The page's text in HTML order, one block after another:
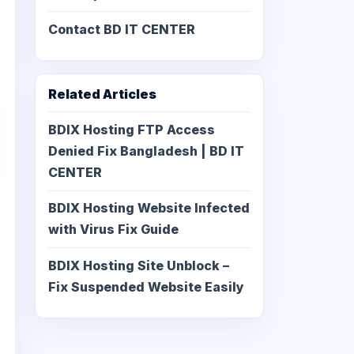
Contact BD IT CENTER
Related Articles
BDIX Hosting FTP Access
Denied Fix Bangladesh | BD IT
CENTER
BDIX Hosting Website Infected
with Virus Fix Guide
BDIX Hosting Site Unblock –
Fix Suspended Website Easily